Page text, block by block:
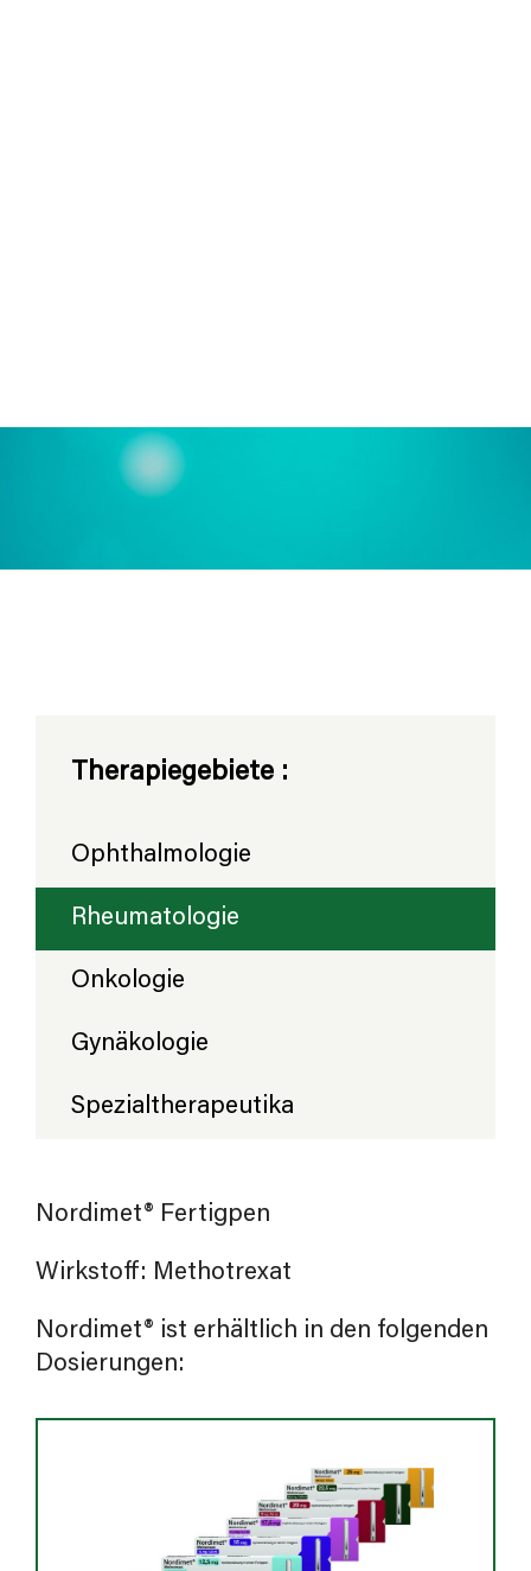
Therapiegebiete :
Ophthalmologie
Rheumatologie
Onkologie
Gynäkologie
Spezialtherapeutika
Nordimet® Fertigpen
Wirkstoff: Methotrexat
Nordimet® ist erhältlich in den folgenden
Dosierungen: